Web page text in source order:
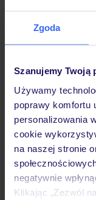
Zgoda
Szanujemy Twoją
Używamy
poprawy komfortu
personalizowania
cookie
na naszej stronie
negatywnie
Klikając „Zezwól
Pokoje
Wyżywienie
Atrakcje